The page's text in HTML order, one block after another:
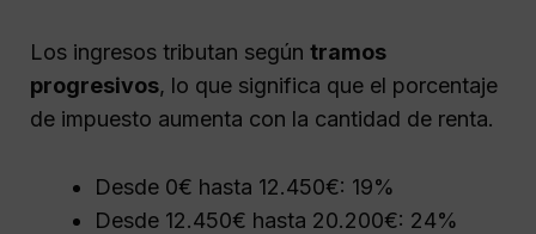
Los ingresos tributan según tramos
progresivos, lo que significa que el porcentaje
de impuesto aumenta con la cantidad de renta.
Desde 0€ hasta 12.450€: 19%
Desde 12.450€ hasta 20.200€: 24%